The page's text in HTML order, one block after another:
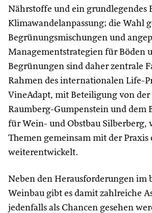
Nährstoffe und ein grundlegendes
Klimawandelanpassung; die Wahl
Begrünungsmischungen und
Managementstrategien für Böden
Begrünungen sind daher zentrale
Rahmen des internationalen Life-
VineAdapt, mit Beteiligung von der
Raumberg-Gumpenstein und dem
für Wein- und Obstbau Silberberg,
Themen gemeinsam mit der Praxis
weiterentwickelt.
Neben den Herausforderungen im
Weinbau gibt es damit zahlreiche
jedenfalls als Chancen gesehen